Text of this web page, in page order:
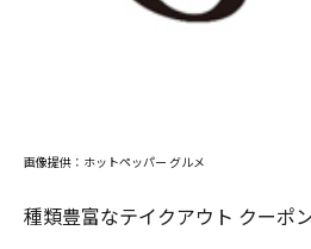
種類豊富なテイクアウト クーポ
画像提供：ホットペッパー グルメ